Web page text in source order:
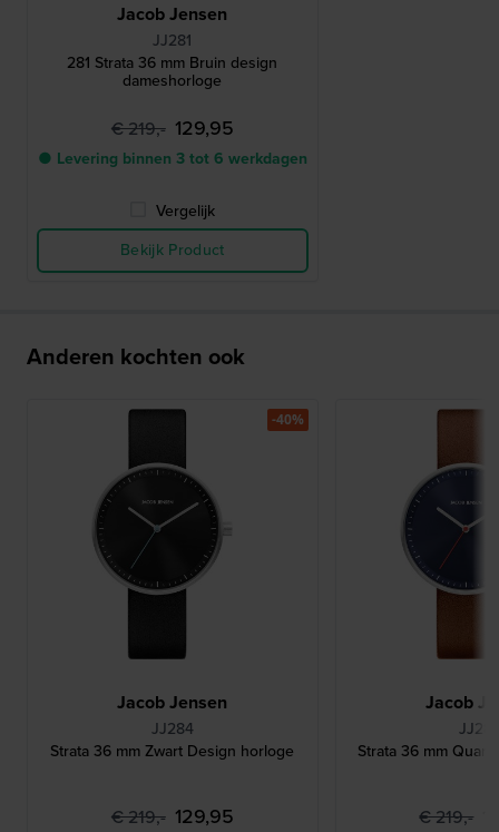
Jacob Jensen
JJ281
281 Strata 36 mm Bruin design
dameshorloge
€ 219,- 129,95
● Levering binnen 3 tot 6 werkdagen
Vergelijk
Bekijk Product
Anderen kochten ook
Jacob Jensen
JJ284
Strata 36 mm Zwart Design horloge
€ 219,- 129,95
-40%
Jacob
Strata 36 mm
€ 219,-